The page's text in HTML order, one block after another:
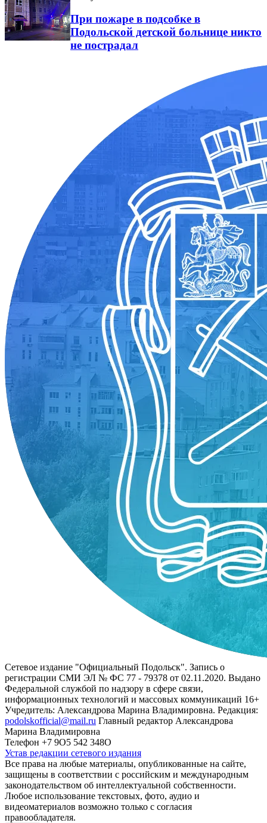
При пожаре в подсобке в
Подольской детской больнице никто
не пострадал
Сетевое издание "Официальный Подольск". Запись о
регистрации СМИ ЭЛ № ФС 77 - 79378 от 02.11.2020. Выдано
Федеральной службой по надзору в сфере связи,
информационных технологий и массовых коммуникаций 16+
Учредитель: Александрова Марина Владимировна. Редакция:
podolskofficial@mail.ru Главный редактор Александрова
Марина Владимировна
Телефон +7 9О5 542 348О
Устав редакции сетевого издания
Все права на любые материалы, опубликованные на сайте,
защищены в соответствии с российским и международным
законодательством об интеллектуальной собственности.
Любое использование текстовых, фото, аудио и
видеоматериалов возможно только с согласия
правообладателя.